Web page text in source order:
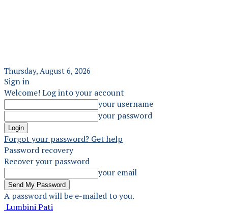
Thursday, August 6, 2026
Sign in
Welcome! Log into your account
your username
your password
Forgot your password? Get help
Password recovery
Recover your password
your email
A password will be e-mailed to you.
Lumbini Pati